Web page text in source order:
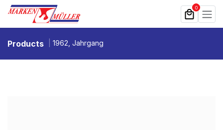
Zum Inhalt springen 0
Products 1962, Jahrgang